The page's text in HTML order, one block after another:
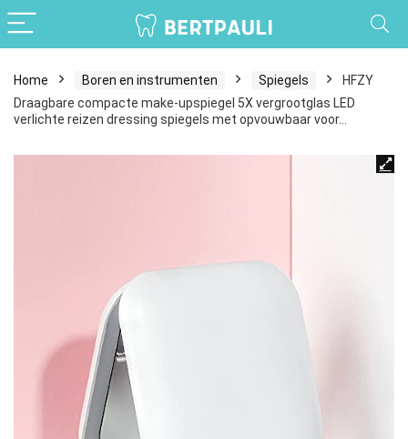
Home Boren en instrumenten Spiegels
HFZY
Draagbare compacte make-upspiegel 5X vergrootglas LED
verlichte reizen dressing spiegels met opvouwbaar voor…